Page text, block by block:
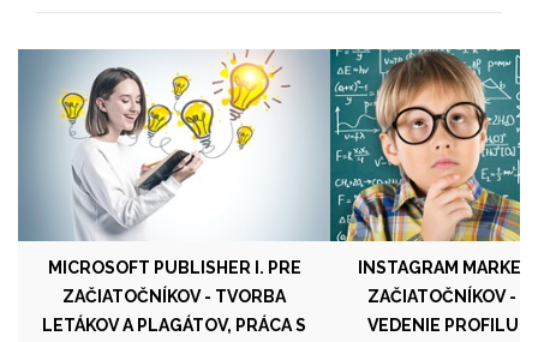
MICROSOFT PUBLISHER I. PRE
ZAČIATOČNÍKOV - TVORBA
LETÁKOV A PLAGÁTOV, PRÁCA S
INSTAGRAM
ZAČIATOČNÍKOV -
VEDENIE PROFILU,